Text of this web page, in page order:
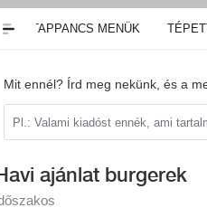
TAPPANCS MENÜK
Mit ennél? Írd meg nekünk, és a
ajánlat burgerek